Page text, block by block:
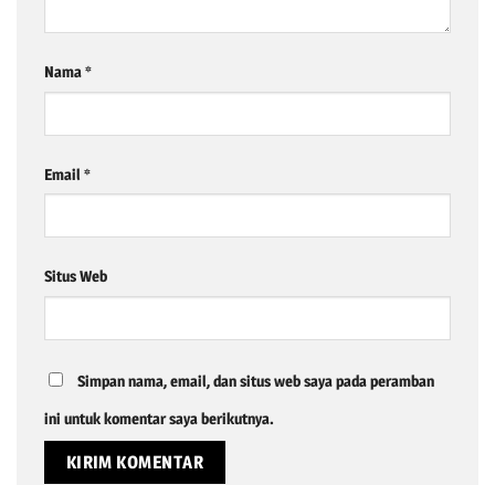
Nama*
Email *
Situs Web
Simpan nama, email, dan situs web saya pada peramban
ini untuk komentar saya berikutnya.